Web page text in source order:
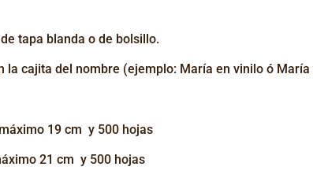
tapa blanda o de bolsillo.
la cajita del nombre (ejemplo: María en vinilo ó
19 cm y 500 hojas
21 cm y 500 hojas